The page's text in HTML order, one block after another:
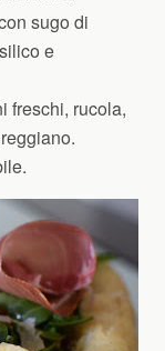
sugo di
e
freschi, rucola,